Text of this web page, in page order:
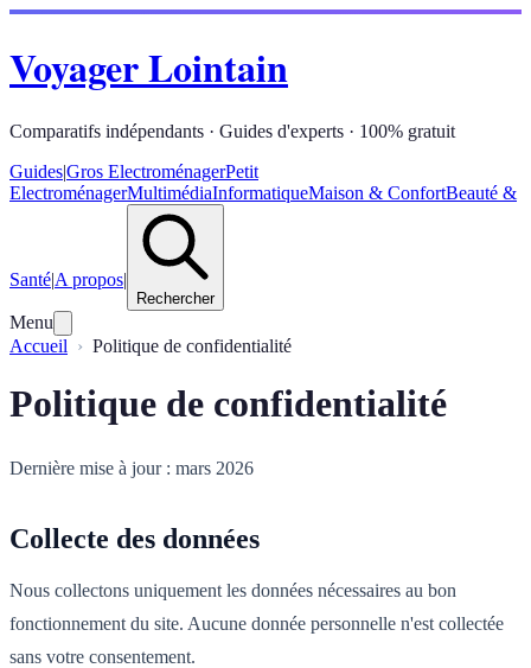
Voyager Lointain
Comparatifs indépendants · Guides d'experts · 100% gratuit
Guides|Gros ElectroménagerPetit
ElectroménagerMultimédiaInformatiqueMaison & ConfortBeauté &
Santé|A propos|
Rechercher
Menu
Accueil
Politique de confidentialité
Politique de confidentialité
Dernière mise à jour : mars 2026
Collecte des données
Nous collectons uniquement les données nécessaires au bon
fonctionnement du site. Aucune donnée personnelle n'est collectée
sans votre consentement.